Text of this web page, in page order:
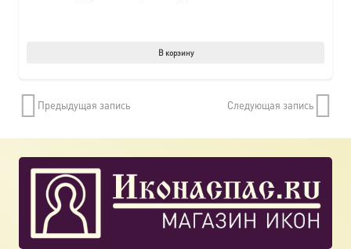
В корзину
Предыдущая запись Следующая запись